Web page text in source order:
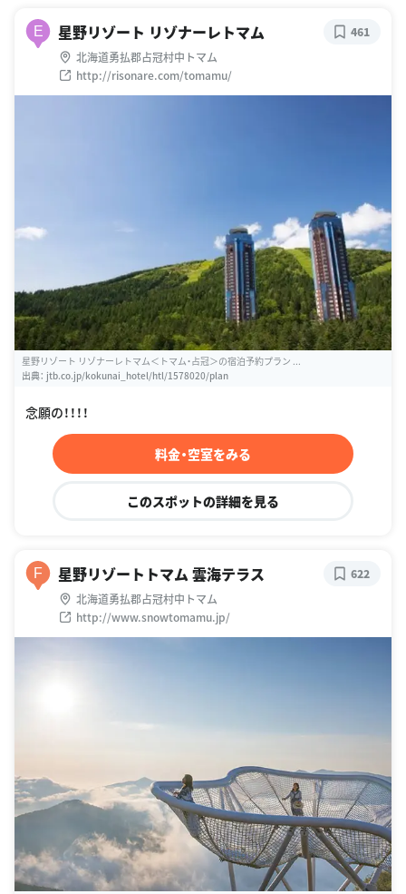
E 星野リゾート リゾナーレトマム
北海道勇払郡占冠村中トマム
http://risonare.com/tomamu/
461
星野リゾート リゾナーレトマム＜トマム・占冠＞の宿泊予約プラン ...
出典： jtb.co.jp/kokunai_hotel/htl/1578020/plan
念願の！！！！
料金・空室をみる
このスポットの詳細を見る
F 星野リゾートトマム 雲海テラス
北海道勇払郡占冠村中トマム
http://www.snowtomamu.jp/
622